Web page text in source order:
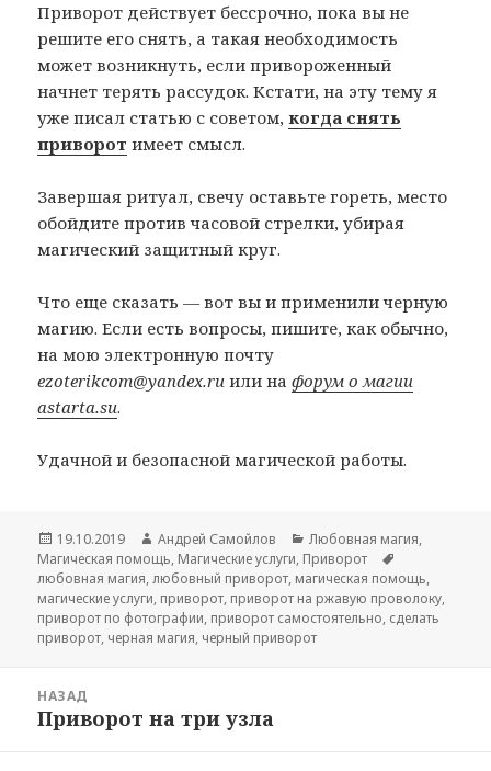
Приворот действует бессрочно, пока вы не
решите его снять, а такая необходимость
может возникнуть, если привороженный
начнет терять рассудок. Кстати, на эту тему я
уже писал статью с советом,когда снять
приворот имеет смысл.
Завершая ритуал, свечу оставьте гореть, место
обойдите против часовой стрелки, убирая
магический защитный круг.
Что еще сказать — вот вы и применили черную
магию. Если есть вопросы, пишите, как обычно,
на мою электронную почту
ezoterikcom@yandex.ru или нафорум о магии
astarta.su.
Удачной и безопасной магической работы.
Опубликовано
19.10.2019 Автор
Андрей Самойлов Рубрики
Любовная магия,
Магическая помощь, Магические услуги, Приворот
любовная магия,любовный приворот, магическая помощь,
магические услуги, приворот, приворот на ржавую проволоку,
приворот по фотографии, приворот самостоятельно, сделать
приворот, черная магия, черный приворот
записям
НАЗАД
Предыдущая
Приворот на три узла